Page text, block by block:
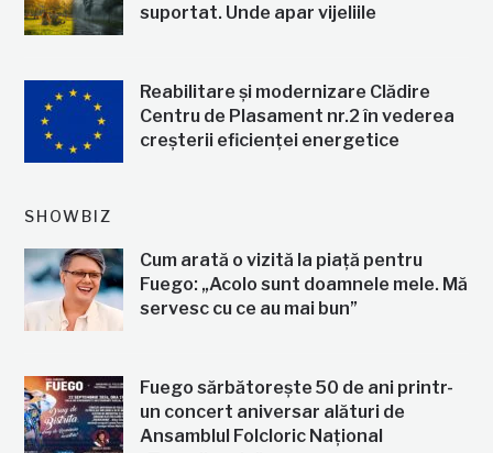
suportat. Unde apar vijeliile
Reabilitare și modernizare Clădire
Centru de Plasament nr.2 în vederea
creșterii eficienței energetice
SHOWBIZ
Cum arată o vizită la piață pentru
Fuego: „Acolo sunt doamnele mele. Mă
servesc cu ce au mai bun”
Fuego sărbătorește 50 de ani printr-
un concert aniversar alături de
Ansamblul Folcloric Național